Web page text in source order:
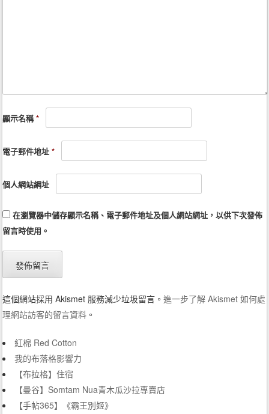
顯示名稱*
電子郵件地址*
個人網站網址
在瀏覽器中儲存顯示名稱、電子郵件地址及個人網站網址，以供下次發佈
留言時使用。
這個網站採用 Akismet 服務減少垃圾留言。進一步了解 Akismet 如何處
理網站訪客的留言資料 。
紅棉 Red Cotton
我的布落格影響力
【布拉格】住宿
【曼谷】Somtam Nua青木瓜沙拉專賣店
【手帖365】《霸王別姬》